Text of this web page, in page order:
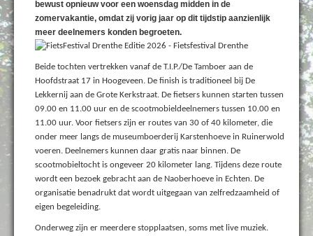
bewust opnieuw voor een woensdag midden in de
zomervakantie, omdat zij vorig jaar op dit tijdstip aanzienlijk
meer deelnemers konden begroeten.
Beide tochten vertrekken vanaf de T.I.P./De Tamboer aan de
Hoofdstraat 17 in Hoogeveen. De finish is traditioneel bij De
Lekkernij aan de Grote Kerkstraat. De fietsers kunnen starten tussen
09.00 en 11.00 uur en de scootmobieldeelnemers tussen 10.00 en
11.00 uur. Voor fietsers zijn er routes van 30 of 40 kilometer, die
onder meer langs de museumboerderij Karstenhoeve in Ruinerwold
voeren. Deelnemers kunnen daar gratis naar binnen. De
scootmobieltocht is ongeveer 20 kilometer lang. Tijdens deze route
wordt een bezoek gebracht aan de Naoberhoeve in Echten. De
organisatie benadrukt dat wordt uitgegaan van zelfredzaamheid of
eigen begeleiding.
Onderweg zijn er meerdere stopplaatsen, soms met live muziek.